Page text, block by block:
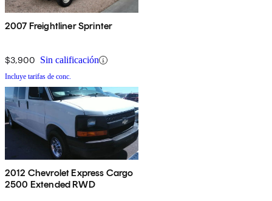
2007 Freightliner Sprinter
$3,900 Sin calificación
Incluye tarifas de conc.
2012 Chevrolet Express Cargo
2500 Extended RWD